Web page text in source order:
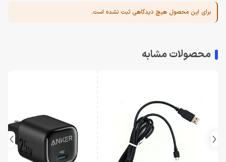
برای این محصول هیچ دیدگاهی ثبت نشده است.
محصولات مشابه